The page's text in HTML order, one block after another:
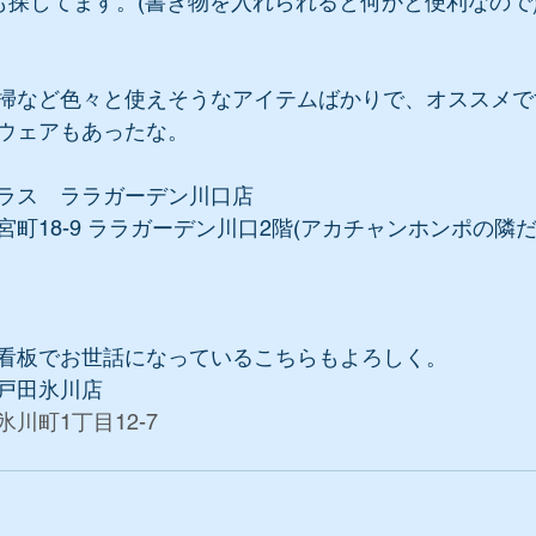
など色々と使えそうなアイテムばかりで、オススメで
ェアもあったな。
ス　ララガーデン川口店
町18-9 ララガーデン川口2階(アカチャンホンポの隣
板でお世話になっているこちらもよろしく。
田氷川店
川町1丁目12-7